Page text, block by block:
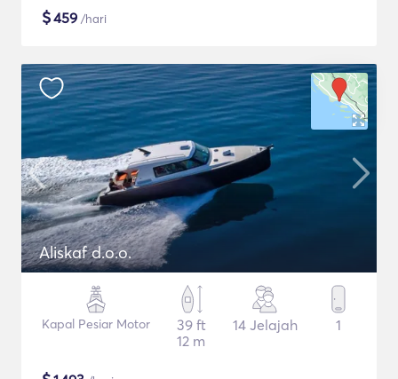
$459 /hari
Aliskaf d.o.o.
Kapal Pesiar Motor
39 ft
12 m
14 Jelajah 1